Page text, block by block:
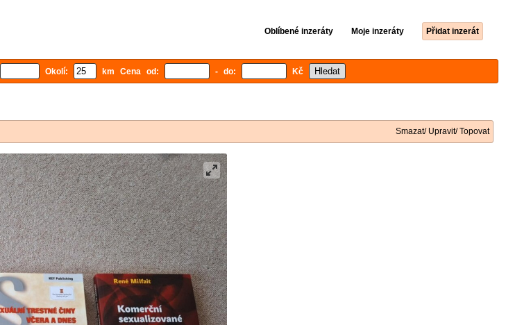
Oblíbené inzeráty Moje inzeráty Přidat inzerát
Okolí: km Cena od: - do: Kč
Smazat/ Upravit/ Topovat